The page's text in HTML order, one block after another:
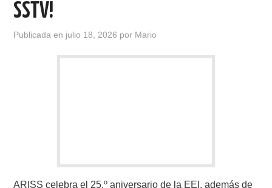
SSTV!
Publicada en julio 18, 2026 por Mario
ARISS celebra el 25.º aniversario de la EEI, además de